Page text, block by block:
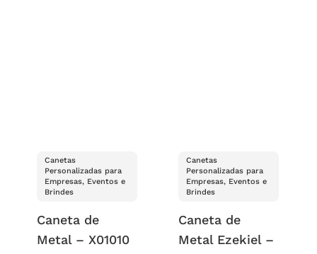
Canetas
Personalizadas para
Empresas, Eventos e
Brindes
Caneta de
Metal – X01010
Canetas
Personalizadas para
Empresas, Eventos e
Brindes
Caneta de
Metal Ezekiel –